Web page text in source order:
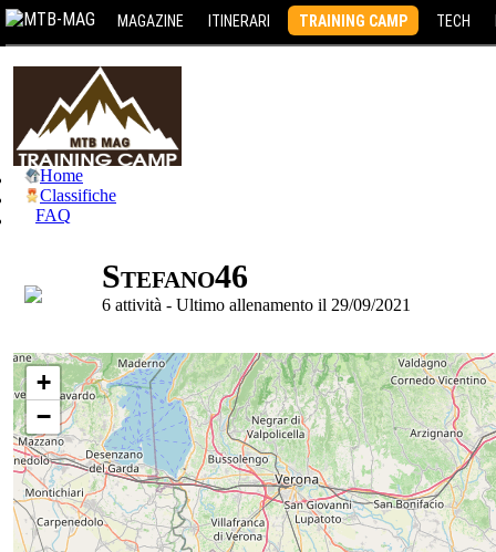
MAGAZINE ITINERARI TRAINING CAMP TECH
Home
Classifiche
FAQ
Stefano46
6 attività - Ultimo allenamento il 29/09/2021
+
−